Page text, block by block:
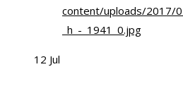
12 Jul